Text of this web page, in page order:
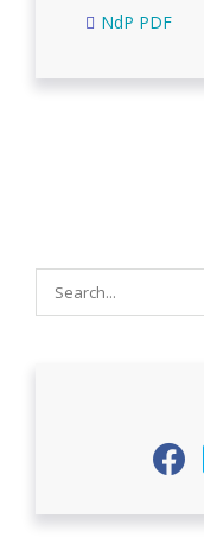
NdP PDF